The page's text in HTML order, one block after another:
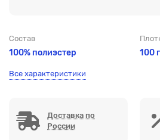
Состав
100% полиэстер 100
Все характеристики
Доставка по
России